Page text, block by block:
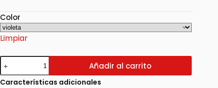
Color
Limpiar
Añadir al carrito
Características adicionales